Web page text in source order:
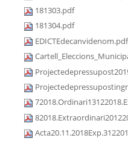
181303.pdf
181304.pdf
EDICTEdecanvidenom.pdf